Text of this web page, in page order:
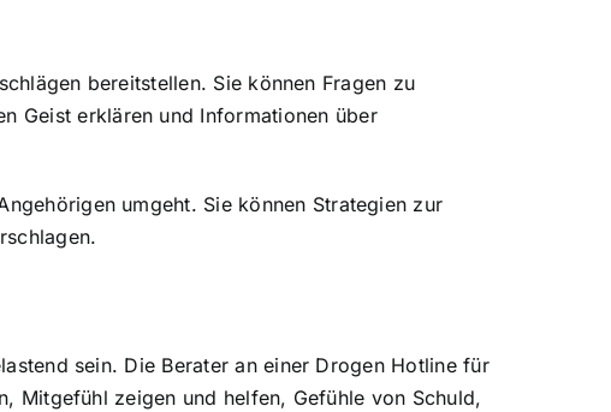
bereitstellen. Sie können Fragen zu
Geist erklären und Informationen über
umgeht. Sie können Strategien zur
sein. Die Berater an einer Drogen Hotline für
Mitgefühl zeigen und helfen, Gefühle von Schuld,